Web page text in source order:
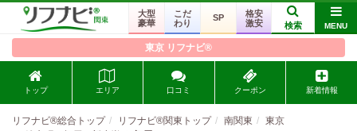
大型
豪華
こだ
わり
SP
格安
激安
検索 MENU
東京 リフナビ®
トップ エリア 口コミ クーポン 新着情報
リフナビ®総合トップ リフナビ®関東トップ 南関東
東京